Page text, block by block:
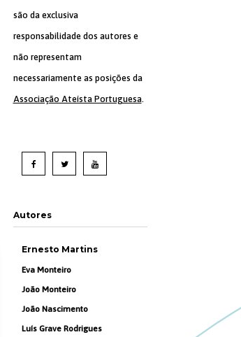
são da exclusiva
responsabilidade dos autores e
não representam
necessariamente as posições da
Associação Ateísta Portuguesa.
Autores
Ernesto Martins
Eva Monteiro
João Monteiro
João Nascimento
Luís Grave Rodrigues